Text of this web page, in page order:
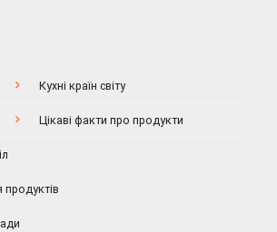
Кухні країн світу
Цікаві факти про продукти
продуктів